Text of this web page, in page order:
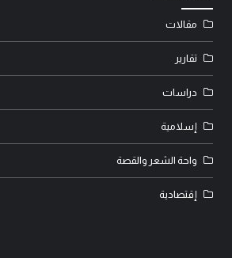
مقالات
تقارير
دراسات
إسلامية
واحة الشعر والقصة
إقتصادية